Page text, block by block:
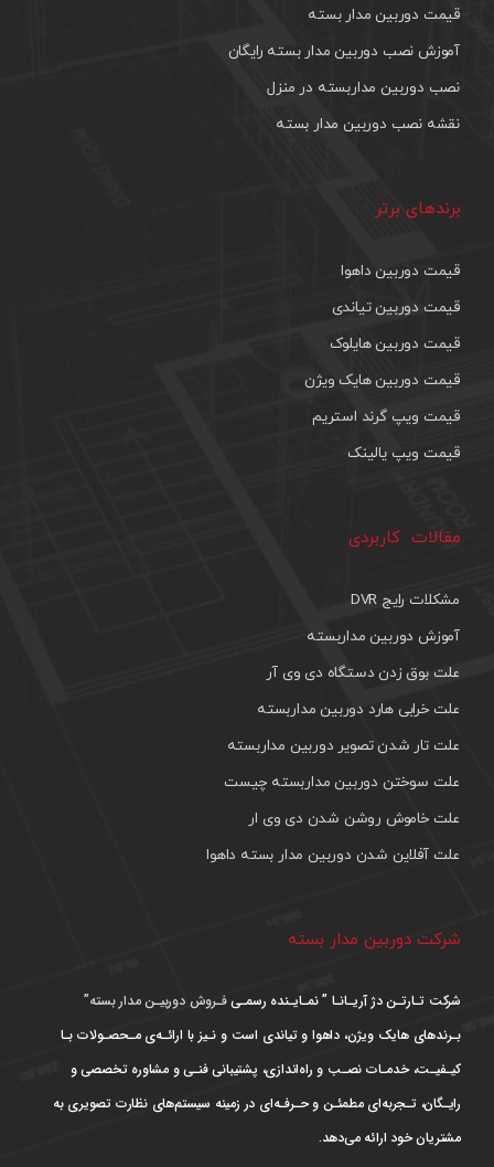
قیمت دوربین مدار بسته
آموزش نصب دوربین مدار بسته رایگان
نصب دوربین مداربسته در منزل
نقشه نصب دوربین مدار بسته
برندهای برتر
قیمت دوربین داهوا
قیمت دوربین تیاندی
قیمت دوربین هایلوک
قیمت دوربین هایک ویژن
قیمت ویپ گرند استریم
قیمت ویپ یالینک
مقالات کاربردی
مشکلات رایج DVR
آموزش دوربین مداربسته
علت بوق زدن دستگاه دی وی آر
علت خرابی هارد دوربین مداربسته
علت تار شدن تصویر دوربین مداربسته
علت سوختن دوربین مداربسته چیست
علت خاموش روشن شدن دی وی ار
علت آفلاین شدن دوربین مدار بسته داهوا
شرکت دوربین مدار بسته
شرکت تـارتـن دژ آریـانـا ” نمـایـنده رسمـیفـروش دوربیـن مدار بسته”
بـرندهای هایک ویژن، داهوا و تیاندی است و نـیز با ارائـه‌ی مـحصـولات بـا
کیـفیـت، خدمـات نصـب و راه‌اندازی، پشتیبانی فنـی و مشاوره تخصصی و
رایـگان، تـجربه‌ای مطمئـن و حـرفـه‌ای در زمینه سیستم‌های نظارت تصویری به
مشتریان خود ارائه می‌دهد.